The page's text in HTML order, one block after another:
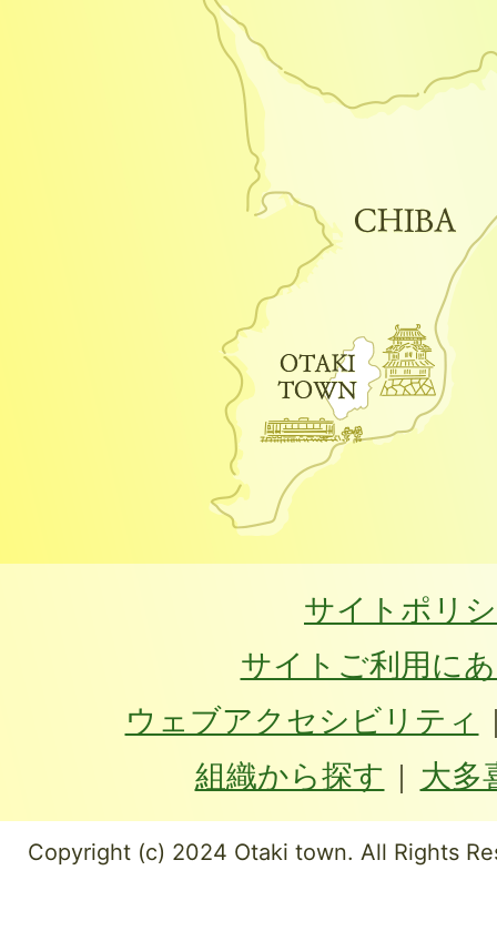
サイトポリ
サイトご利用に
ウェブアクセシビリティ
組織から探す
大多
Copyright (c) 2024 Otaki town. All Rights